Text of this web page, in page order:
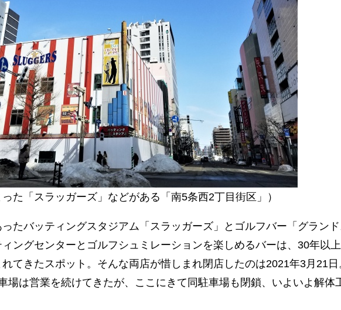
た「スラッガーズ」などがある「南5条西2丁目街区」）
たバッティングスタジアム「スラッガーズ」とゴルフバー「グラン
ングセンターとゴルフシュミレーションを楽しめるバーは、30年以
てきたスポット。そんな両店が惜しまれ閉店したのは2021年3月21日
場は営業を続けてきたが、ここにきて同駐車場も閉鎖、いよいよ解体